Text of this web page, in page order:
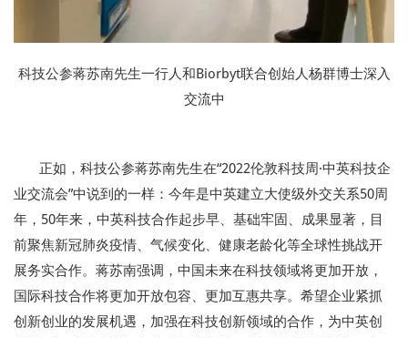
科技公参蒋苏南先生一行人和Biorbyt联合创始人杨群博士深入
交流中
正如，科技公参蒋苏南先生在“2022伦敦科技周·中英科技企
业交流会”中说到的一样：今年是中英建立大使级外交关系50周
年，50年来，中英科技合作起步早、基础牢固、成果显著，目
前聚焦新冠肺炎疫情、气候变化、健康老龄化等全球性挑战开
展务实合作。蒋苏南强调，中国未来在科技领域将更加开放，
国际科技合作将更加开放包容、更加互惠共享。希望企业紧抓
创新创业的发展机遇，加强在科技创新领域的合作，为中英创